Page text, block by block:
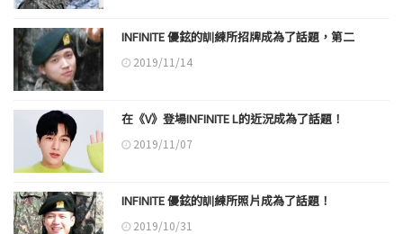
INFINITE 優鉉的訓練所招牌成為了話題，第二
2019/11/14
在《V》登場INFINITE L的近況成為了話題！
2019/11/07
INFINITE 優鉉的訓練所照片成為了話題！
2019/10/31